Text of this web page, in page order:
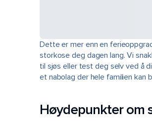
Dette er mer enn en
storkose deg dagen lang. Vi
til sjøs eller test deg selv ved å
et nabolag der hele familien kan
Høydepunkter om